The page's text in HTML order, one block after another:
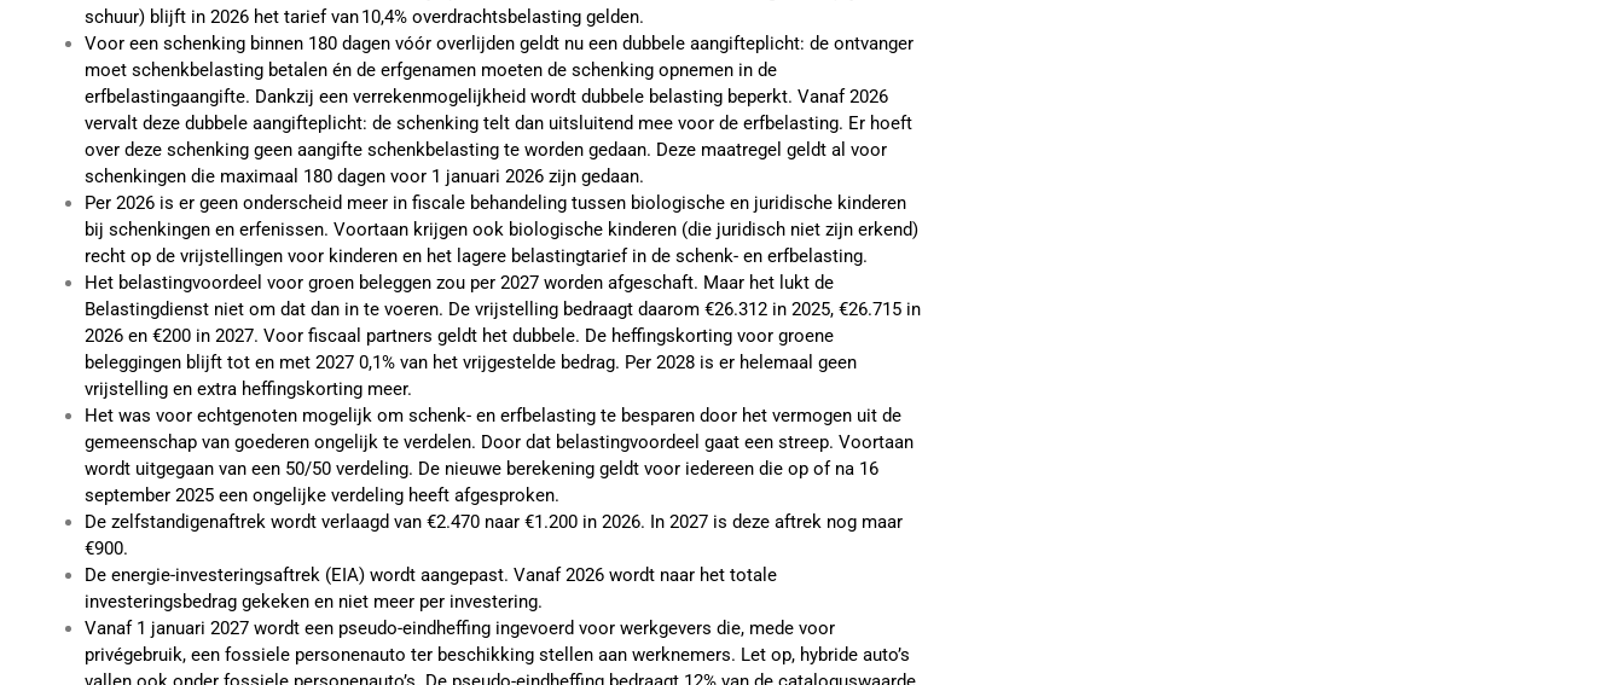
schuur) blijft in 2026 het tarief van 10,4% overdrachtsbelasting gelden.
Voor een schenking binnen 180 dagen vóór overlijden geldt nu een dubbele aangifteplicht: de ontvanger
moet schenkbelasting betalen én de erfgenamen moeten de schenking opnemen in de
erfbelastingaangifte. Dankzij een verrekenmogelijkheid wordt dubbele belasting beperkt. Vanaf 2026
vervalt deze dubbele aangifteplicht: de schenking telt dan uitsluitend mee voor de erfbelasting. Er hoeft
over deze schenking geen aangifte schenkbelasting te worden gedaan. Deze maatregel geldt al voor
schenkingen die maximaal 180 dagen voor 1 januari 2026 zijn gedaan.
Per 2026 is er geen onderscheid meer in fiscale behandeling tussen biologische en juridische kinderen
bij schenkingen en erfenissen. Voortaan krijgen ook biologische kinderen (die juridisch niet zijn erkend)
recht op de vrijstellingen voor kinderen en het lagere belastingtarief in de schenk- en erfbelasting.
Het belastingvoordeel voor groen beleggen zou per 2027 worden afgeschaft. Maar het lukt de
Belastingdienst niet om dat dan in te voeren. De vrijstelling bedraagt daarom €26.312 in 2025, €26.715 in
2026 en €200 in 2027. Voor fiscaal partners geldt het dubbele. De heffingskorting voor groene
beleggingen blijft tot en met 2027 0,1% van het vrijgestelde bedrag. Per 2028 is er helemaal geen
vrijstelling en extra heffingskorting meer.
Het was voor echtgenoten mogelijk om schenk- en erfbelasting te besparen door het vermogen uit de
gemeenschap van goederen ongelijk te verdelen. Door dat belastingvoordeel gaat een streep. Voortaan
wordt uitgegaan van een 50/50 verdeling. De nieuwe berekening geldt voor iedereen die op of na 16
september 2025 een ongelijke verdeling heeft afgesproken.
De zelfstandigenaftrek wordt verlaagd van €2.470 naar €1.200 in 2026. In 2027 is deze aftrek nog maar
€900.
De energie-investeringsaftrek (EIA) wordt aangepast. Vanaf 2026 wordt naar het totale
investeringsbedrag gekeken en niet meer per investering.
Vanaf 1 januari 2027 wordt een pseudo-eindheffing ingevoerd voor werkgevers die, mede voor
privégebruik, een fossiele personenauto ter beschikking stellen aan werknemers. Let op, hybride auto’s